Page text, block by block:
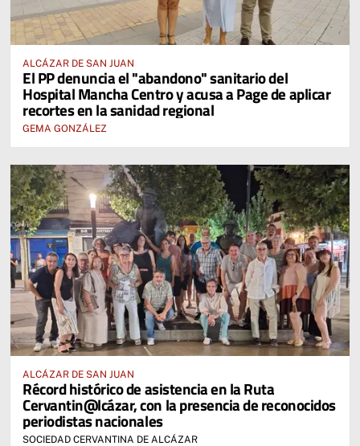
ALCÁZAR DE SAN JUAN
El PP denuncia el "abandono" sanitario del
Hospital Mancha Centro y acusa a Page de aplicar
recortes en la sanidad regional
GEMA GONZÁLEZ
ALCÁZAR DE SAN JUAN
Récord histórico de asistencia en la Ruta
Cervantin@lcázar, con la presencia de reconocidos
periodistas nacionales
SOCIEDAD CERVANTINA DE ALCÁZAR